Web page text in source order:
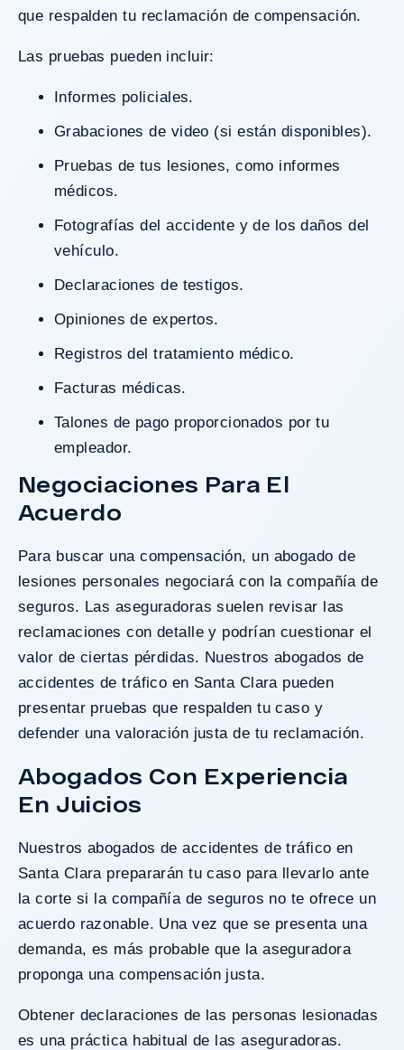
que respalden tu reclamación de compensación.
Las pruebas pueden incluir:
Informes policiales.
Grabaciones de video (si están disponibles).
Pruebas de tus lesiones, como informes
médicos.
Fotografías del accidente y de los daños del
vehículo.
Declaraciones de testigos.
Opiniones de expertos.
Registros del tratamiento médico.
Facturas médicas.
Talones de pago proporcionados por tu
empleador.
Negociaciones Para El
Acuerdo
Para buscar una compensación, un abogado de
lesiones personales negociará con la compañía de
seguros. Las aseguradoras suelen revisar las
reclamaciones con detalle y podrían cuestionar el
valor de ciertas pérdidas. Nuestros abogados de
accidentes de tráfico en Santa Clara pueden
presentar pruebas que respalden tu caso y
defender una valoración justa de tu reclamación.
Abogados Con Experiencia
En Juicios
Nuestros abogados de accidentes de tráfico en
Santa Clara prepararán tu caso para llevarlo ante
la corte si la compañía de seguros no te ofrece un
acuerdo razonable. Una vez que se presenta una
demanda, es más probable que la aseguradora
proponga una compensación justa.
Obtener declaraciones de las personas lesionadas
es una práctica habitual de las aseguradoras.